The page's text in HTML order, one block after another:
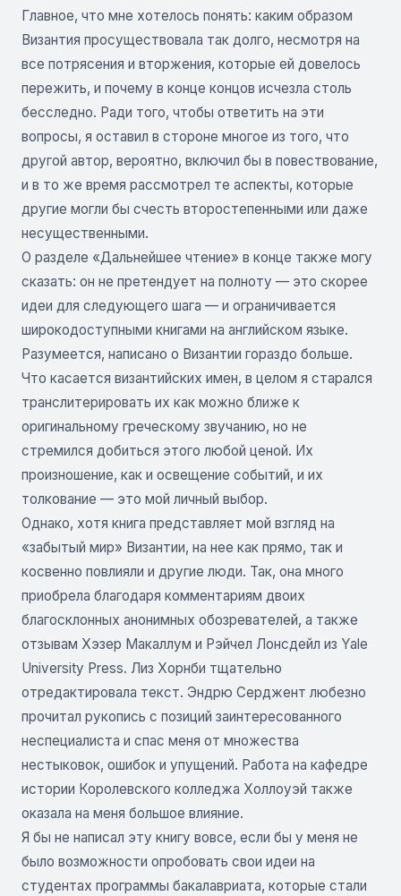
Главное, что мне хотелось понять: каким образом
Византия просуществовала так долго, несмотря на
все потрясения и вторжения, которые ей довелось
пережить, и почему в конце концов исчезла столь
бесследно. Ради того, чтобы ответить на эти
вопросы, я оставил в стороне многое из того, что
другой автор, вероятно, включил бы в повествование,
и в то же время рассмотрел те аспекты, которые
другие могли бы счесть второстепенными или даже
несущественными.
О разделе «Дальнейшее чтение» в конце также могу
сказать: он не претендует на полноту — это скорее
идеи для следующего шага — и ограничивается
широкодоступными книгами на английском языке.
Разумеется, написано о Византии гораздо больше.
Что касается византийских имен, в целом я старался
транслитерировать их как можно ближе к
оригинальному греческому звучанию, но не
стремился добиться этого любой ценой. Их
произношение, как и освещение событий, и их
толкование — это мой личный выбор.
Однако, хотя книга представляет мой взгляд на
«забытый мир» Византии, на нее как прямо, так и
косвенно повлияли и другие люди. Так, она много
приобрела благодаря комментариям двоих
благосклонных анонимных обозревателей, а также
отзывам Хэзер Макаллум и Рэйчел Лонсдейл из Yale
University Press. Лиз Хорнби тщательно
отредактировала текст. Эндрю Серджент любезно
прочитал рукопись с позиций заинтересованного
неспециалиста и спас меня от множества
нестыковок, ошибок и упущений. Работа на кафедре
истории Королевского колледжа Холлоуэй также
оказала на меня большое влияние.
Я бы не написал эту книгу вовсе, если бы у меня не
было возможности опробовать свои идеи на
студентах программы бакалавриата, которые стали